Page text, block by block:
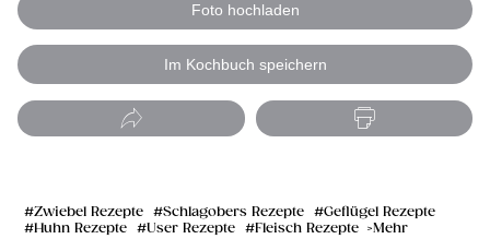
Foto hochladen
Im Kochbuch speichern
Zwiebel Rezepte Schlagobers Rezepte
Geflügel Rezepte
Huhn Rezepte
User Rezepte Fleisch Rezepte Mehr